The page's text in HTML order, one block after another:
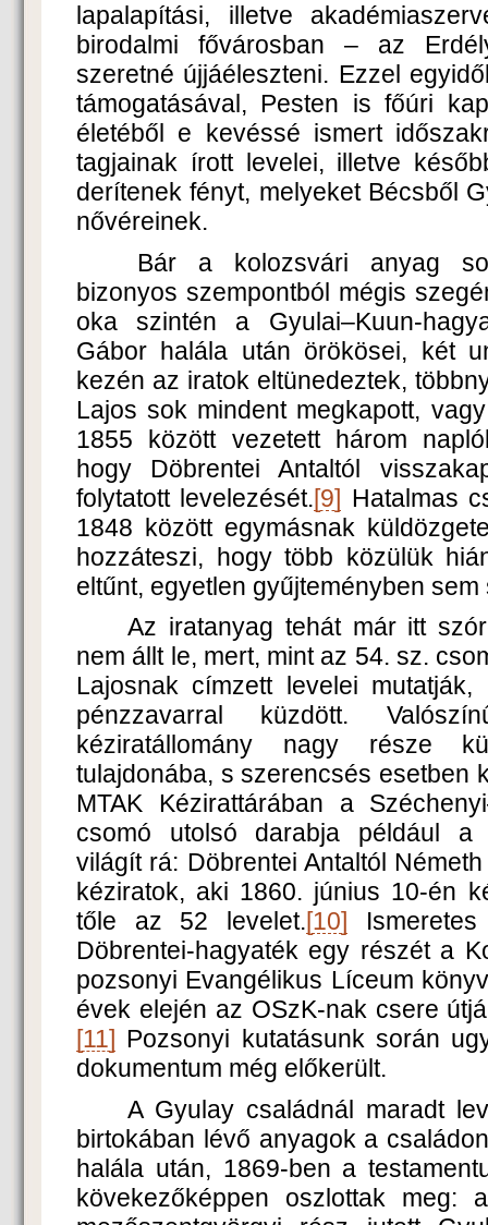
lapalapítási, illetve
birodalmi fővárosban – az
szeretné újjáéleszteni. Ezzel
támogatásával, Pesten is főúri
életéből e kevéssé ismert
tagjainak írott levelei, illetve
derítenek fényt, melyeket Bécsből
nővéreinek.
Bár a kolozsvári anyag
bizonyos szempontból mégis
oka szintén a Gyulai–Kuun-
Gábor halála után örökösei, két
kezén az iratok eltünedeztek,
Lajos sok mindent megkapott,
1855 között vezetett három
hogy Döbrentei Antaltól
folytatott levelezését.[9] Hatalmas
1848 között egymásnak
hozzáteszi, hogy több közülük
eltűnt, egyetlen gyűjteményben
Az iratanyag tehát már itt
nem állt le, mert, mint az 54. sz.
Lajosnak címzett levelei
pénzzavarral küzdött.
kéziratállomány nagy része
tulajdonába, s szerencsés esetben
MTAK Kézirattárában a
csomó utolsó darabja például a
világít rá: Döbrentei Antaltól
kéziratok, aki 1860. június 10-én
tőle az 52 levelet.[10]
Döbrentei-hagyaték egy részét a
pozsonyi Evangélikus Líceum
évek elején az OSzK-nak csere
[11] Pozsonyi kutatásunk során
dokumentum még előkerült.
A Gyulay családnál maradt
birtokában lévő anyagok a
halála után, 1869-ben a
kövekezőképpen oszlottak meg: